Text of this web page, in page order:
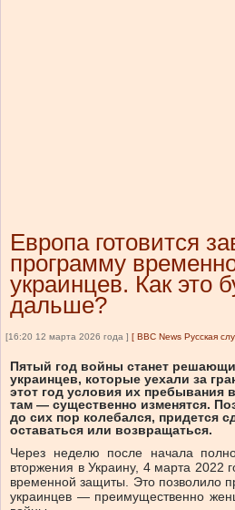
Европа готовится
программу
украинцев. Как это
дальше?
[16:20 12 марта 2026 года ] [ BBC News Русская
Пятый год войны станет
украинцев, которые уехали за
этот год условия их пребывания
там — существенно изменятся.
до сих пор колебался, придется
оставаться или возвращаться.
Через неделю после начала
вторжения в Украину, 4 марта 2022
временной защиты. Это позволило
украинцев — преимущественно